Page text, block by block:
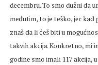
decembru. To smo dužni da
međutim, to je teško, jer kad
znaš da li ćeš biti u
takvih akcija. Konkretno, mi
godine smo imali 117 akcija,